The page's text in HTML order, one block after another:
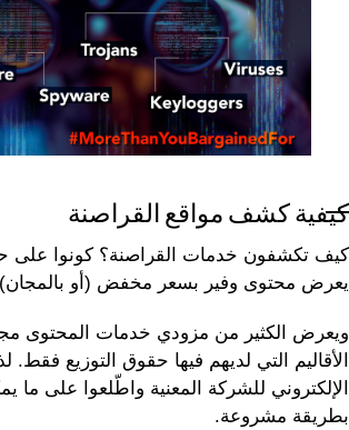
كيفية كشف مواقع القراصنة
كيف تكشفون خدمات القراصنة؟ كونوا على
يعرض محتوى وفير بسعر مخفض (أو
ويعرض الكثير من مزودي خدمات المحتوى
الأقاليم التي لديهم فيها حقوق التوزيع فقط.
الإلكتروني للشركة المعنية واطّلعوا على ما
بطريقة مشروعة.